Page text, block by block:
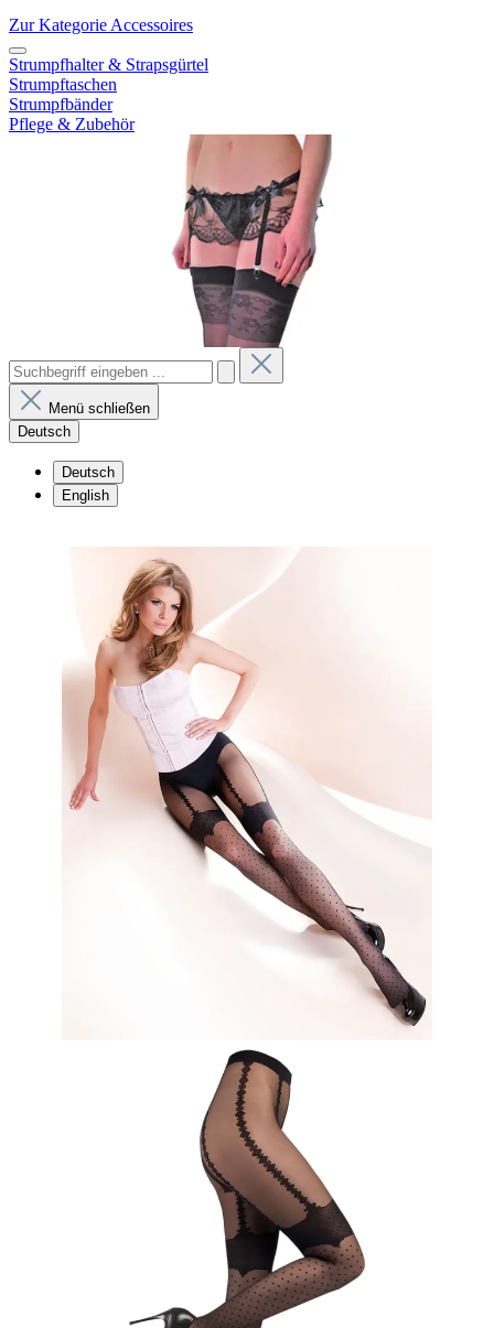
Zur Kategorie Accessoires
Strumpfhalter & Strapsgürtel
Strumpftaschen
Strumpfbänder
Pflege & Zubehör
Menü schließen
Deutsch
Deutsch
English